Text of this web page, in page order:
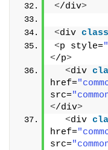
</div>
<div class
<p style=
</p>
<div
href=
src=
</div>
<div
href=
src=